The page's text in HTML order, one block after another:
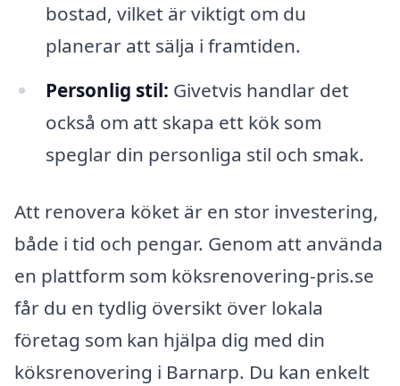
bostad, vilket är viktigt om du
planerar att sälja i framtiden.
Personlig stil: Givetvis handlar det
också om att skapa ett kök som
speglar din personliga stil och smak.
Att renovera köket är en stor investering,
både i tid och pengar. Genom att använda
en plattform som köksrenovering-pris.se
får du en tydlig översikt över lokala
företag som kan hjälpa dig med din
köksrenovering i Barnarp. Du kan enkelt